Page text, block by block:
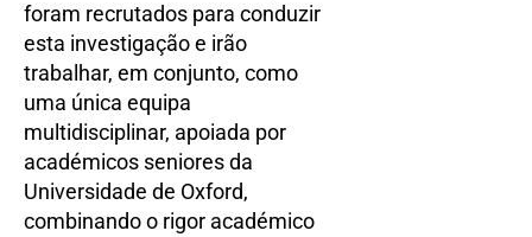
foram recrutados para conduzir
esta investigação e irão
trabalhar, em conjunto, como
uma única equipa
multidisciplinar, apoiada por
académicos seniores da
Universidade de Oxford,
combinando o rigor académico